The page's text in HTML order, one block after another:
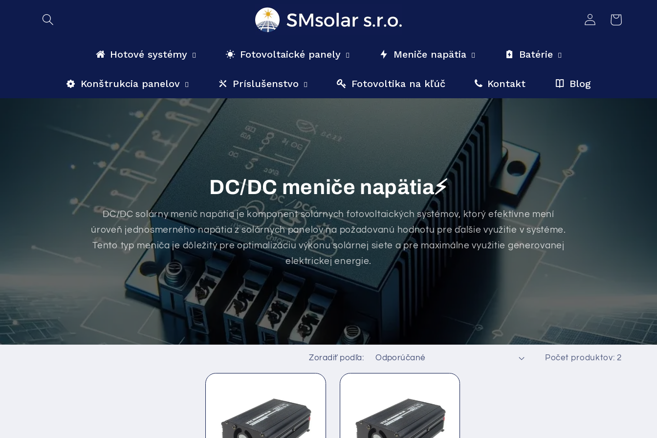
obsah
Hotové systémy Fotovoltaické panely Meniče napätia Batérie
Konštrukcia panelov Príslušenstvo Fotovoltika na kľúč Kontakt Blog
Prihlásiť
Košík
DC/DC meniče napätia⚡
DC/DC solárny menič napätia je komponent solárnych fotovoltaických systémov, ktorý efektívne mení
úroveň jednosmerného napätia z solárnych panelov na požadovanú hodnotu pre ďalšie využitie v systéme.
Tento typ meniča je dôležitý pre optimalizáciu výkonu solárnej siete a pre maximálne využitie generovanej
elektrickej energie.
Zoradiť podľa: Počet produktov: 2